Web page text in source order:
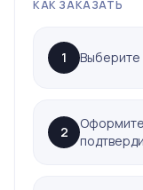
КАК ЗАКАЗАТЬ
1 Выберите
2